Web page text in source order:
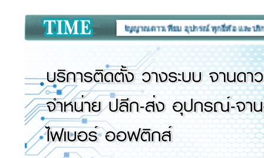
ด CCTV : เครื่องรับสัญญาณดาวเทียม อุปกรณ์ ทุกยี่ห้อ และบริการติดตั้ง